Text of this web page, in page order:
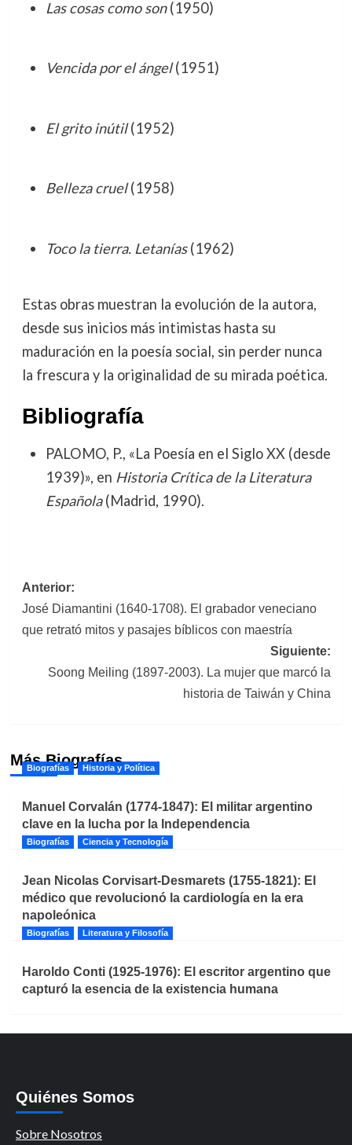
Las cosas como son(1950)
Vencida por el ángel(1951)
El grito inútil(1952)
Belleza cruel(1958)
Toco la tierra. Letanías(1962)
Estas obras muestran la evolución de la autora,
desde sus inicios más intimistas hasta su
maduración en la poesía social, sin perder nunca
la frescura y la originalidad de su mirada poética.
Bibliografía
PALOMO, P., «La Poesía en el Siglo XX (desde
1939)», en Historia Crítica de la Literatura
Española(Madrid, 1990).
Navegación
de
entradas
Anterior:
José Diamantini (1640-1708). El grabador veneciano
que retrató mitos y pasajes bíblicos con maestría
Siguiente:
Soong Meiling (1897-2003). La mujer que marcó la
historia de Taiwán y China
Más Biografías
Biografías Historia y Política
Manuel Corvalán (1774-1847): El militar argentino
clave en la lucha por la Independencia
Biografías Ciencia y Tecnología
Jean Nicolas Corvisart-Desmarets (1755-1821): El
médico que revolucionó la cardiología en la era
napoleónica
Biografías Literatura y Filosofía
Haroldo Conti (1925-1976): El escritor argentino que
capturó la esencia de la existencia humana
Quiénes Somos
Sobre Nosotros